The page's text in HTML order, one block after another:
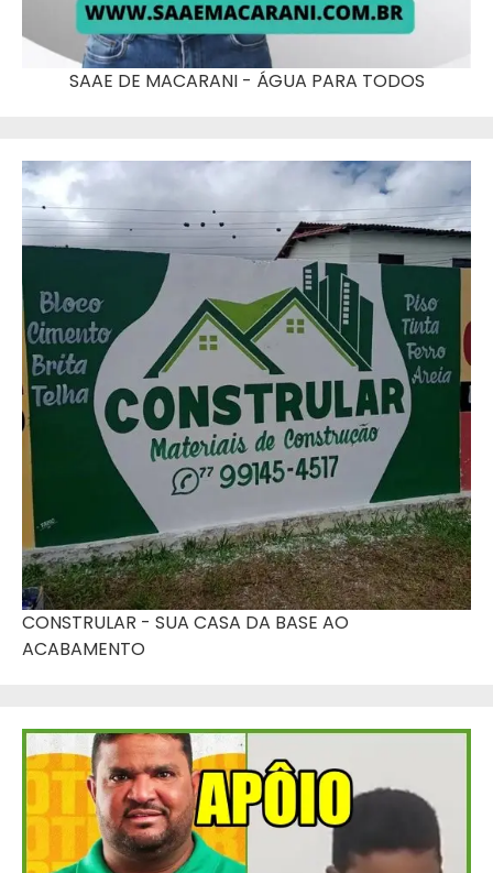
SAAE DE MACARANI - ÁGUA PARA TODOS
CONSTRULAR - SUA CASA DA BASE AO
ACABAMENTO